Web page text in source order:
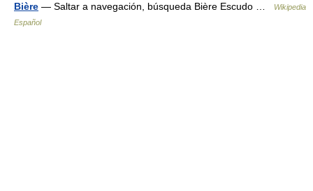
Bière — Saltar a navegación, búsqueda Bière Escudo …
Wikipedia
Español